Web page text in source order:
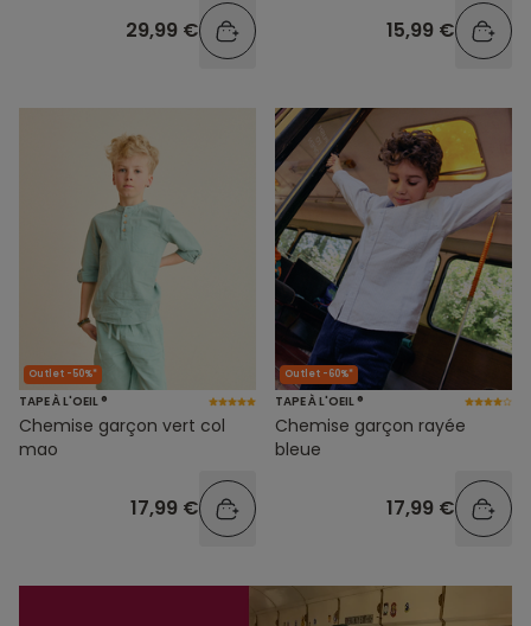
29,99 € 15,99 €
Outlet -50%*
TAPE À L'OEIL ®
Chemise garçon vert col
mao
17,99 €
Outlet -60%*
TAPE À L'OEIL ®
Chemise garçon rayée
bleue
17,99 €